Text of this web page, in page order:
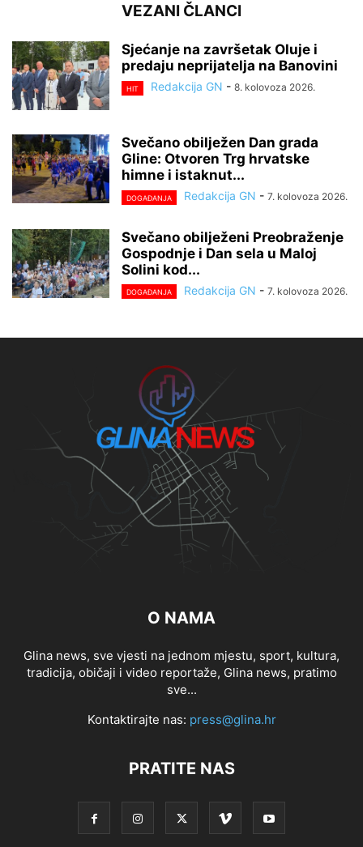
VEZANI ČLANCI
Sjećanje na završetak Oluje i
predaju neprijatelja na Banovini
HIT Redakcija GN - 8. kolovoza 2026.
Svečano obilježen Dan grada
Gline: Otvoren Trg hrvatske
himne i istaknut...
DOGAĐANJA Redakcija GN - 7. kolovoza 2026.
Svečano obilježeni Preobraženje
Gospodnje i Dan sela u Maloj
Solini kod...
DOGAĐANJA Redakcija GN - 7. kolovoza 2026.
O NAMA
Glina news, sve vjesti na jednom mjestu, sport, kultura,
tradicija, običaji i video reportaže, Glina news, pratimo
sve...
Kontaktirajte nas: press@glina.hr
PRATITE NAS